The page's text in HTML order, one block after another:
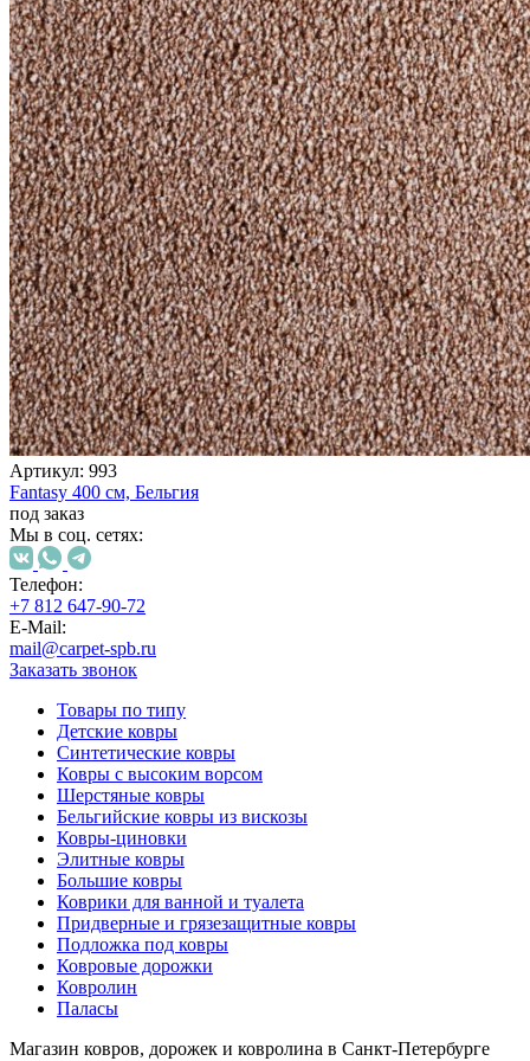
Коричневый
Кремовый
Оливковый
Разноцветный
Розовый
Серый
Синий
Фиолетовый
Черный
По
цене
от
100
₽
до
5
000
₽
от
5
000
до
₽
000
₽
от
45
000
₽
до
200
000
₽
По
форме
ковры
Артикул: 993
Fantasy 400 см, Бельгия
под заказ
Мы в соц. сетях:
Телефон:
+7 812 647-90-72
E-Mail:
mail@carpet-spb.ru
Заказать звонок
Товары по типу
Детские ковры
Синтетические ковры
Ковры с высоким ворсом
Шерстяные ковры
Бельгийские ковры из вискозы
Ковры-циновки
Элитные ковры
Большие ковры
Коврики для ванной и туалета
Придверные и грязезащитные ковры
Подложка под ковры
Ковровые дорожки
Ковролин
Паласы
Магазин ковров, дорожек и ковролина в Санкт-Петербурге